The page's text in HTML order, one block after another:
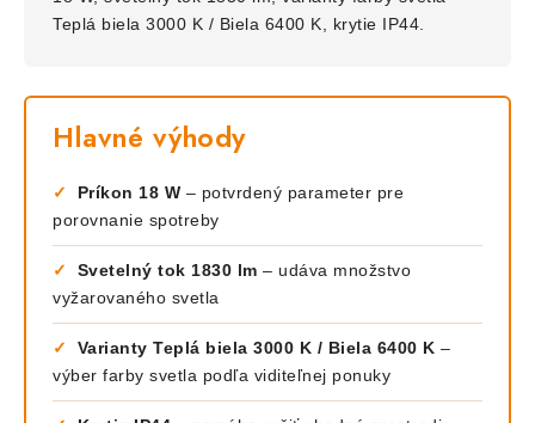
Teplá biela 3000 K / Biela 6400 K, krytie IP44.
Hlavné výhody
✓ Príkon 18 W – potvrdený parameter pre
porovnanie spotreby
✓ Svetelný tok 1830 lm – udáva množstvo
vyžarovaného svetla
✓ Varianty Teplá biela 3000 K / Biela 6400 K –
výber farby svetla podľa viditeľnej ponuky